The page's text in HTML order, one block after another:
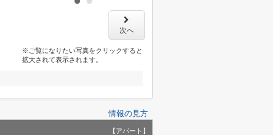
次へ
※ご覧になりたい写真をクリックすると
拡大されて表示されます。
情報の見方
【アパート】